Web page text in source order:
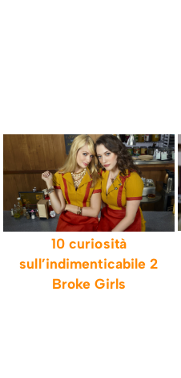
10 curiosità
sull’indimenticabile 2
Broke Girls